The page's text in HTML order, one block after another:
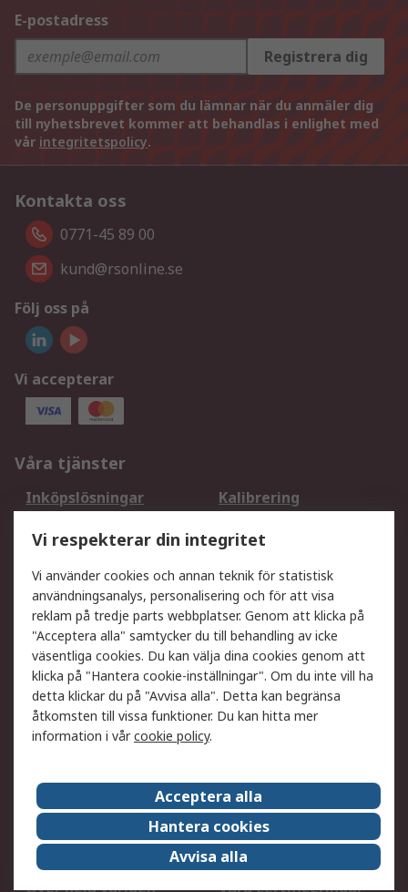
E-postadress
Registrera dig
De personuppgifter som du lämnar när du anmäler dig
till nyhetsbrevet kommer att behandlas i enlighet med
vår integritetspolicy.
Kontakta oss
0771-45 89 00
kund@rsonline.se
Följ oss på
Vi accepterar
Våra tjänster
Inköpslösningar
Kalibrering
DesignSpark
Teknisk Support
Ditt lokala säljteam
Exportlösningar
Support
Få hjälp
Retur av varor
Leverans
Spåra din order
Begär en fakturakopi
Fördelar med RS-konto
Betalningsalternativ
Om RS
Försäljningsvillkor
Det juridiska
Press Centre
Jobba hos RS
ESG
Över hela världen
Våra certificeringar
Vi respekterar din integritet
Vi använder cookies och annan teknik för statistisk
användningsanalys, personalisering och för att visa
reklam på tredje parts webbplatser. Genom att klicka på
"Acceptera alla" samtycker du till behandling av icke
väsentliga cookies. Du kan välja dina cookies genom att
klicka på "Hantera cookie-inställningar". Om du inte vill ha
detta klickar du på "Avvisa alla". Detta kan begränsa
åtkomsten till vissa funktioner. Du kan hitta mer
information i vårcookie policy.
Acceptera alla
Hantera cookies
Avvisa alla